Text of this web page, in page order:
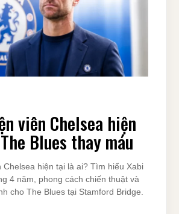
viên Chelsea hiện
Blues thay máu
Chelsea hiện tại là ai? Tìm hiểu Xabi
4 năm, phong cách chiến thuật và
cho The Blues tại Stamford Bridge.